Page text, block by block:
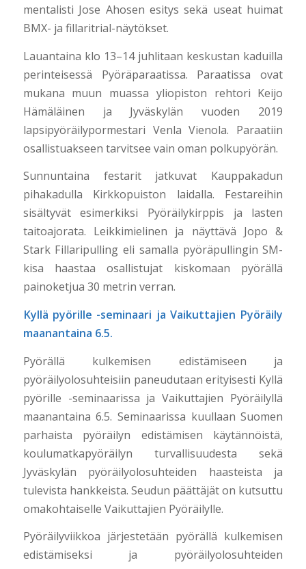
mentalisti Jose Ahosen esitys sekä useat huimat
BMX- ja fillaritrial-näytökset.
Lauantaina klo 13–14 juhlitaan keskustan kaduilla
perinteisessä Pyöräparaatissa. Paraatissa ovat
mukana muun muassa yliopiston rehtori Keijo
Hämäläinen ja Jyväskylän vuoden 2019
lapsipyöräilypormestari Venla Vienola. Paraatiin
osallistuakseen tarvitsee vain oman polkupyörän.
Sunnuntaina festarit jatkuvat Kauppakadun
pihakadulla Kirkkopuiston laidalla. Festareihin
sisältyvät esimerkiksi Pyöräilykirppis ja lasten
taitoajorata. Leikkimielinen ja näyttävä Jopo &
Stark Fillaripulling eli samalla pyöräpullingin SM-
kisa haastaa osallistujat kiskomaan pyörällä
painoketjua 30 metrin verran.
Kyllä pyörille -seminaari ja Vaikuttajien Pyöräily
maanantaina 6.5.
Pyörällä kulkemisen edistämiseen ja
pyöräilyolosuhteisiin paneudutaan erityisesti Kyllä
pyörille -seminaarissa ja Vaikuttajien Pyöräilyllä
maanantaina 6.5. Seminaarissa kuullaan Suomen
parhaista pyöräilyn edistämisen käytännöistä,
koulumatkapyöräilyn turvallisuudesta sekä
Jyväskylän pyöräilyolosuhteiden haasteista ja
tulevista hankkeista. Seudun päättäjät on kutsuttu
omakohtaiselle Vaikuttajien Pyöräilylle.
Pyöräilyviikkoa järjestetään pyörällä kulkemisen
edistämiseksi ja pyöräilyolosuhteiden